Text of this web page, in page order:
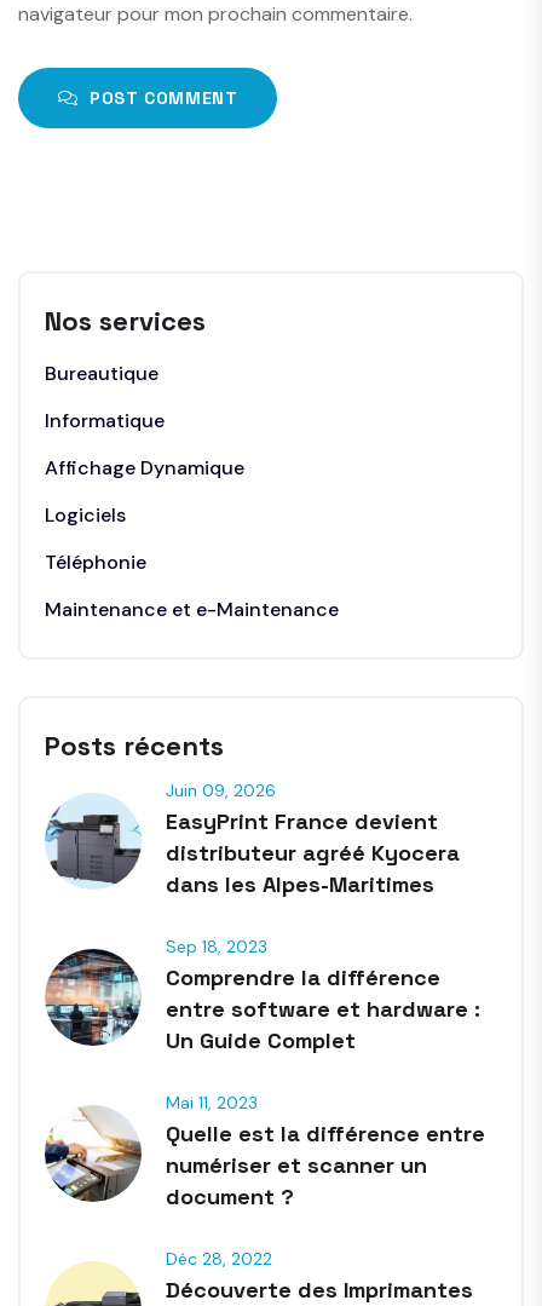
navigateur pour mon prochain commentaire.
POST COMMENT
Nos services
Bureautique
Informatique
Affichage Dynamique
Logiciels
Téléphonie
Maintenance et e-Maintenance
Posts récents
Juin 09, 2026
EasyPrint France devient
distributeur agréé Kyocera
dans les Alpes-Maritimes
Sep 18, 2023
Comprendre la différence
entre software et hardware :
Un Guide Complet
Mai 11, 2023
Quelle est la différence entre
numériser et scanner un
document ?
Déc 28, 2022
Découverte des Imprimantes